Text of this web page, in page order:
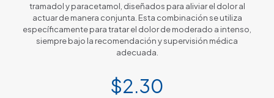
tramadol y paracetamol, diseñados para aliviar el dolor al
actuar de manera conjunta. Esta combinación se utiliza
específicamente para tratar el dolor de moderado a intenso,
siempre bajo la recomendación y supervisión médica
adecuada.
$2.30